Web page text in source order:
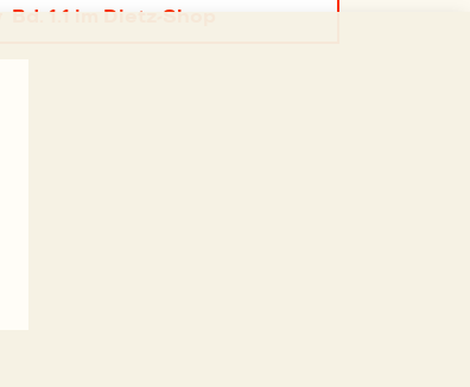
Bd. 1.1 im Dietz-Shop